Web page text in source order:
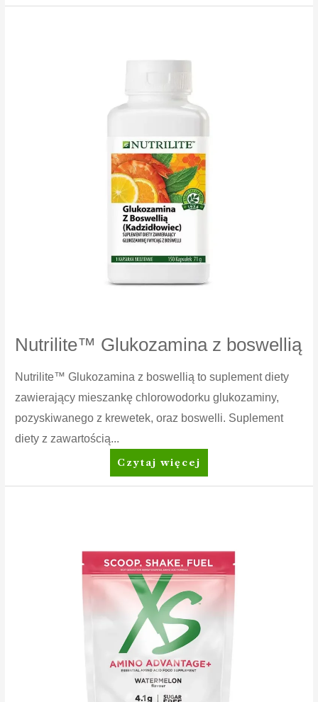
Nutrilite™ Glukozamina z boswellią
Nutrilite™ Glukozamina z boswellią to suplement diety
zawierający mieszankę chlorowodorku glukozaminy,
pozyskiwanego z krewetek, oraz boswelli. Suplement
diety z zawartością...
Nutrilite™
Glukozamina
Czytaj więcej